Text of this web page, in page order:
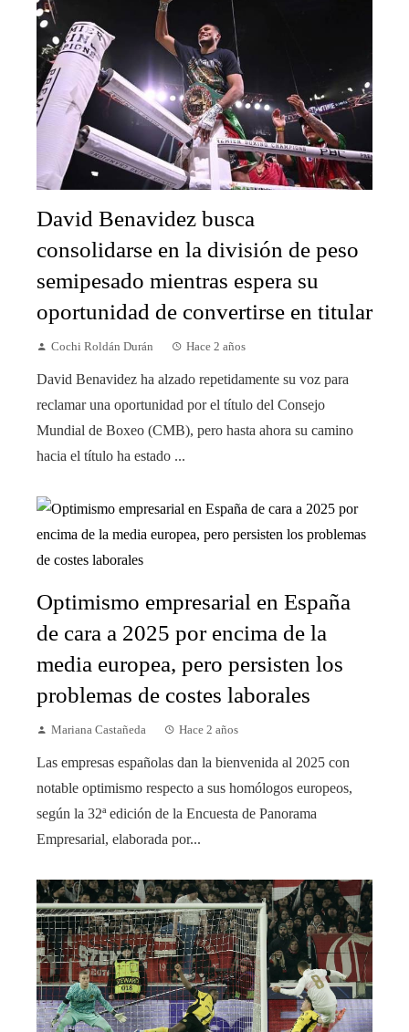
David Benavidez busca
consolidarse en la división de peso
semipesado mientras espera su
oportunidad de convertirse en titular
Cochi Roldán Durán Hace 2 años
David Benavidez ha alzado repetidamente su voz para
reclamar una oportunidad por el título del Consejo
Mundial de Boxeo (CMB), pero hasta ahora su camino
hacia el título ha estado ...
Optimismo empresarial en España
de cara a 2025 por encima de la
media europea, pero persisten los
problemas de costes laborales
Mariana Castañeda Hace 2 años
Las empresas españolas dan la bienvenida al 2025 con
notable optimismo respecto a sus homólogos europeos,
según la 32ª edición de la Encuesta de Panorama
Empresarial, elaborada por...